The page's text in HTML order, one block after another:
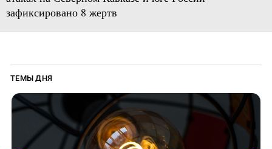
зафиксировано 8 жертв
ТЕМЫ ДНЯ